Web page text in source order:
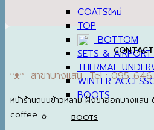
COATS
TOP
BOTTOM
SETS &
THERMAL
WINTER
BOOTS
BOOTS
CONTACT
ᵔᴥᵔ สาขาบางแสน Tel : 095-
หน้าร้านถนนข้าวหลาม ฝั่งขาออกบางแส
coffee